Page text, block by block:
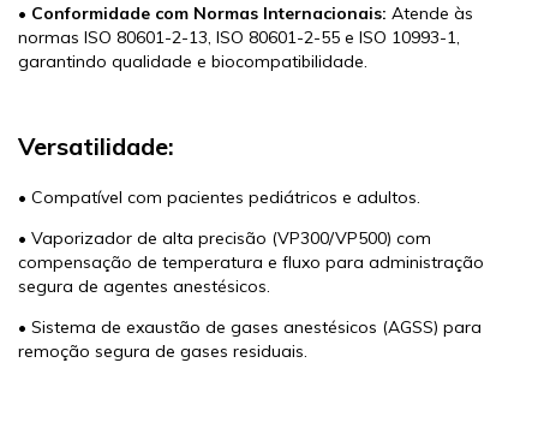
• Conformidade com Normas Internacionais: Atende às
normas ISO 80601-2-13, ISO 80601-2-55 e ISO 10993-1,
garantindo qualidade e biocompatibilidade.
Versatilidade:
• Compatível com pacientes pediátricos e adultos.
• Vaporizador de alta precisão (VP300/VP500) com
compensação de temperatura e fluxo para administração
segura de agentes anestésicos.
• Sistema de exaustão de gases anestésicos (AGSS) para
remoção segura de gases residuais.